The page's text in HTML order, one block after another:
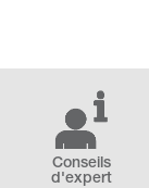
Conseils
d'expert